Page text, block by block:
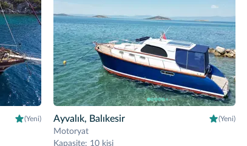
(Yeni) Ayvalık, Balıkesir (Yeni)
Motoryat
Kapasite: 10 kişi